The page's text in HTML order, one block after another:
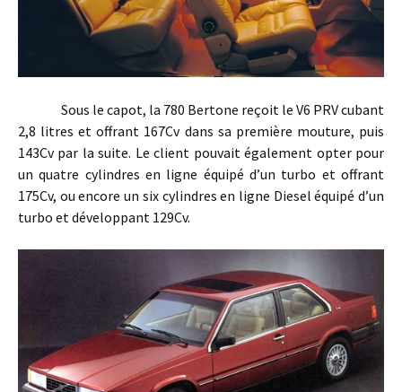
Sous le capot, la 780 Bertone reçoit le V6 PRV cubant
2,8 litres et offrant 167Cv dans sa première mouture, puis
143Cv par la suite. Le client pouvait également opter pour
un quatre cylindres en ligne équipé d’un turbo et offrant
175Cv, ou encore un six cylindres en ligne Diesel équipé d’un
turbo et développant 129Cv.